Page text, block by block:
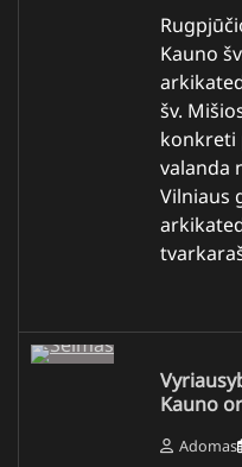
Kauno
šv.
konkreti
valanda
Vilniaus
Kauno
Adomas